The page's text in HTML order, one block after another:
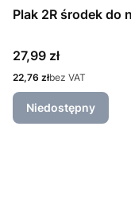
Plak 2R środek do
Cena
27,99 zł
Cena
22,76 złbez VAT
Niedostępny